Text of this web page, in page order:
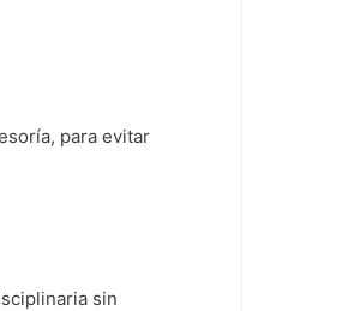
para evitar
sin